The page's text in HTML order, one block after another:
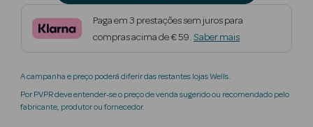
Beauty Season
Nutricosmética
Perfumes
Beauty Season
Paga em 3 prestações sem juros para
compras acima de € 59. Saber mais
A campanha e preço poderá diferir das restantes lojas Wells.
Por PVPR deve entender-se o preço de venda sugerido ou recomendado pelo
fabricante, produtor ou fornecedor.